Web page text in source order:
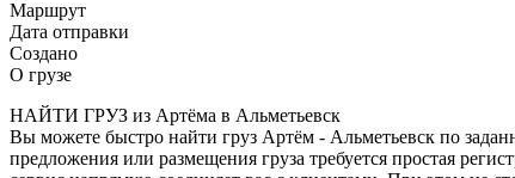
Маршрут
Дата отправки
Создано
О грузе
НАЙТИ ГРУЗ из Артёма в Альметьевск
Вы можете быстро найти груз Артём - Альметьевск по
предложения или размещения груза требуется простая